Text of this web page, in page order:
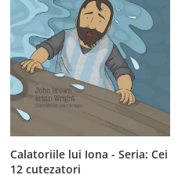
Calatoriile lui Iona - Seria: Cei
12 cutezatori